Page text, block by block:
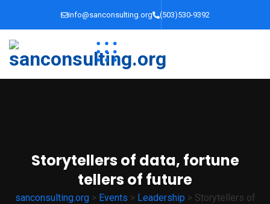
info@sanconsulting.org (503)530-9392
Storytellers of data, fortune
tellers of future
sanconsulting.org> Events > Leadership > Storytellers of